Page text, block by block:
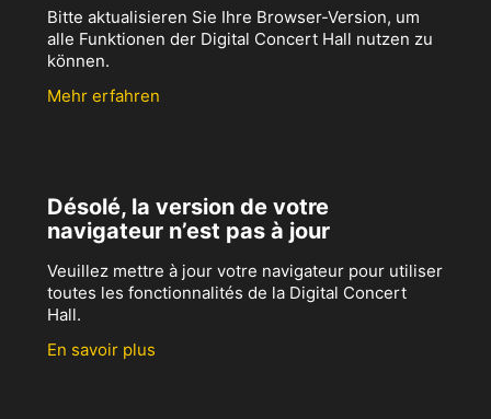
Bitte aktualisieren Sie Ihre Browser-Version, um
alle Funktionen der Digital Concert Hall nutzen zu
können.
Mehr erfahren
Désolé, la version de votre
navigateur n’est pas à jour
Veuillez mettre à jour votre navigateur pour utiliser
toutes les fonctionnalités de la Digital Concert
Hall.
En savoir plus